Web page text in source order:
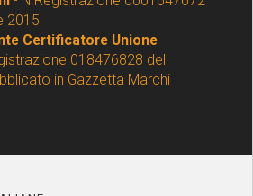
2015
Certificatore Unione
018476828 del
in Gazzetta Marchi